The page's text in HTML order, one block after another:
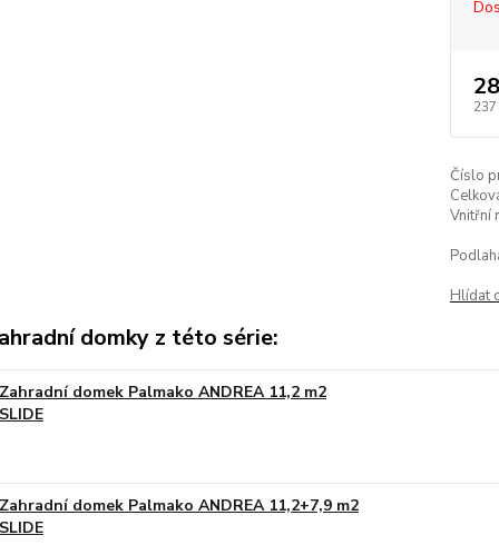
Číslo
Vnitřní
Hlídat
domky z této série:
domek Palmako ANDREA 11,2 m2
domek Palmako ANDREA 11,2+7,9 m2